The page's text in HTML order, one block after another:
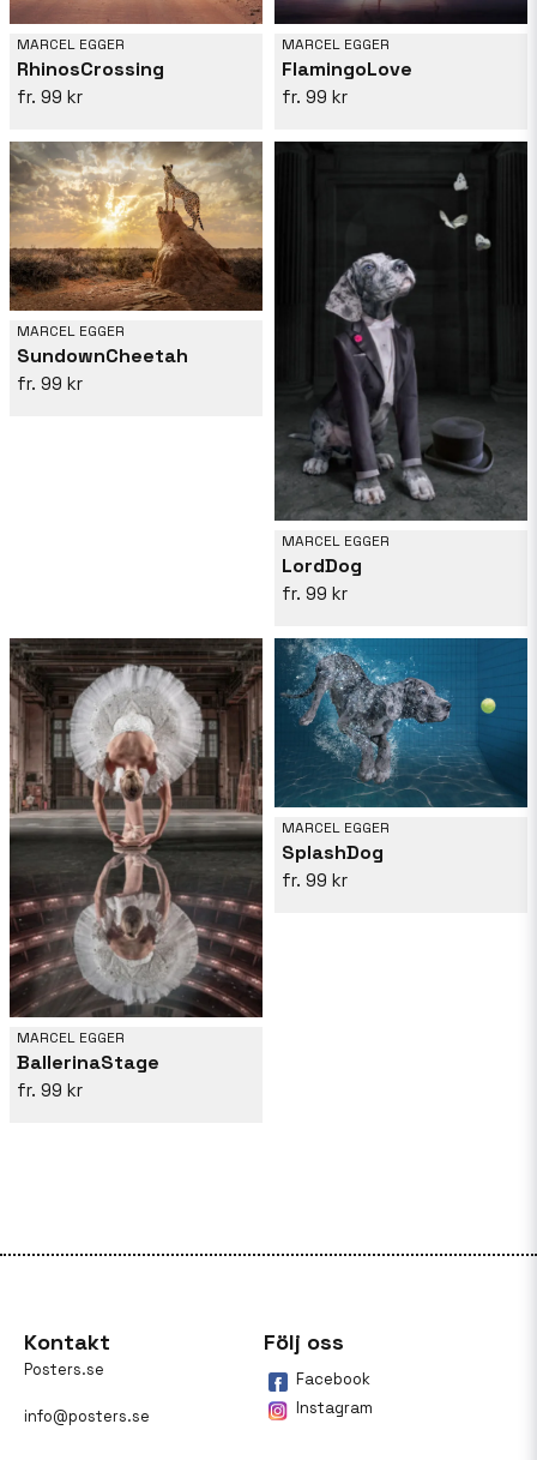
MARCEL EGGER
RhinosCrossing
99 kr
MARCEL EGGER
FlamingoLove
99 kr
MARCEL EGGER
SundownCheetah
99 kr
MARCEL EGGER
LordDog
99 kr
MARCEL EGGER
BallerinaStage
99 kr
MARCEL EGGER
SplashDog
99 kr
Kontakt
Posters.se
info@posters.se
Följ oss
Facebook
Instagram